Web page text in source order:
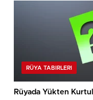
RÜYA TABIRLERI
Rüyada Yükten